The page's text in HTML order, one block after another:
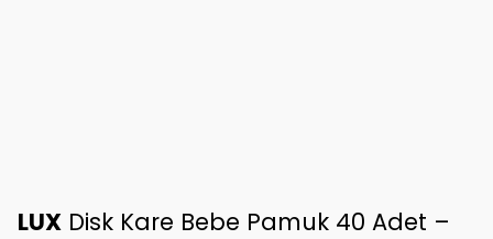
LUX Disk Kare Bebe Pamuk 40 Adet –